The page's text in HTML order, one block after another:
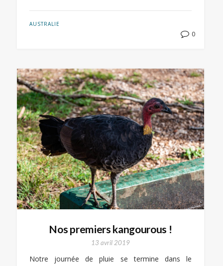
AUSTRALIE
0
Nos premiers kangourous !
13 avril 2019
Notre journée de pluie se termine dans le